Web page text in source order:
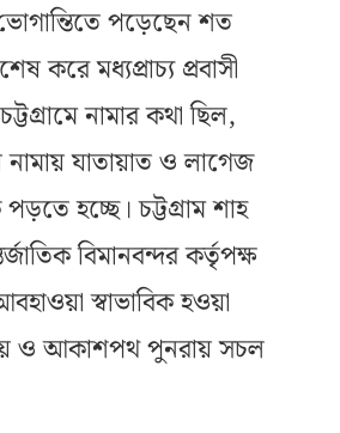
পড়েছেন শত
করে মধ্যপ্রাচ্য প্রবাসী
নামার কথা ছিল,
নামায় যাতায়াত ও লাগেজ
হচ্ছে। চট্টগ্রাম শাহ
বিমানবন্দর কর্তৃপক্ষ
স্বাভাবিক হওয়া
ও আকাশপথ পুনরায় সচল